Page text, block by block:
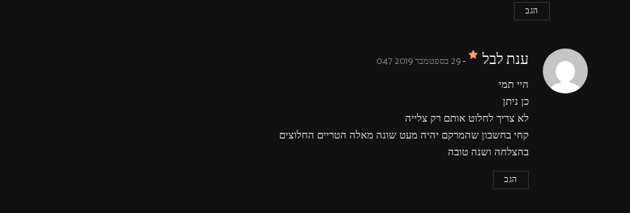
הגב
ענת לבל says:
29 בספטמבר 2019 0:47
היי תמי
כן ניתן
לא צריך לחלוט אותם רק צלייה
קחי בחשבון שהמרקם יהיה מעט שונה מאלה הטריים החלוצים
בהצלחה ושנה טובה
הגב